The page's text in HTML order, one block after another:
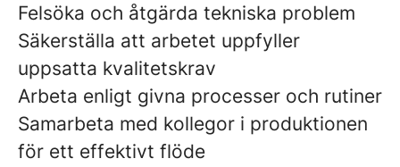
Felsöka och åtgärda tekniska problem
Säkerställa att arbetet uppfyller
uppsatta kvalitetskrav
Arbeta enligt givna processer och rutiner
Samarbeta med kollegor i produktionen
för ett effektivt flöde